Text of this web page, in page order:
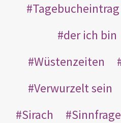
Tagebucheintrag
der ich bin
Wüstenzeiten
Verwurzelt sein
Sirach
Sinnfrage